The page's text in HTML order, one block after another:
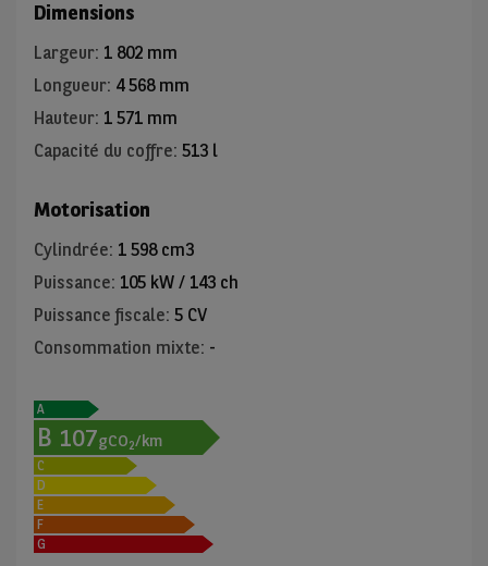
Dimensions
Largeur: 1 802 mm
Longueur: 4 568 mm
Hauteur: 1 571 mm
Capacité du coffre: 513 l
Motorisation
Cylindrée: 1 598 cm3
Puissance: 105 kW / 143 ch
Puissance fiscale: 5 CV
Consommation mixte: -
A
B 107gCO2/km
C
D
E
F
G